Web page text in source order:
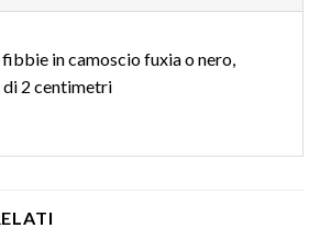
fibbie in camoscio fuxia o nero,
di 2 centimetri